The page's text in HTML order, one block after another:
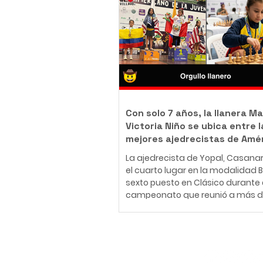
body piercer profesional
ha construido una carrera en el
del arte corporal, convencido de
tatuaje y el body piercing van
más allá de la estética: son una
inmortalizar historias, emociones
momentos que acompañarán a
Con solo 7 años, la llanera
Victoria Niño se ubica entre
mejores ajedrecistas de
La ajedrecista de Yopal,
el cuarto lugar en la modalidad
sexto puesto en Clásico durante
campeonato que reunió a más